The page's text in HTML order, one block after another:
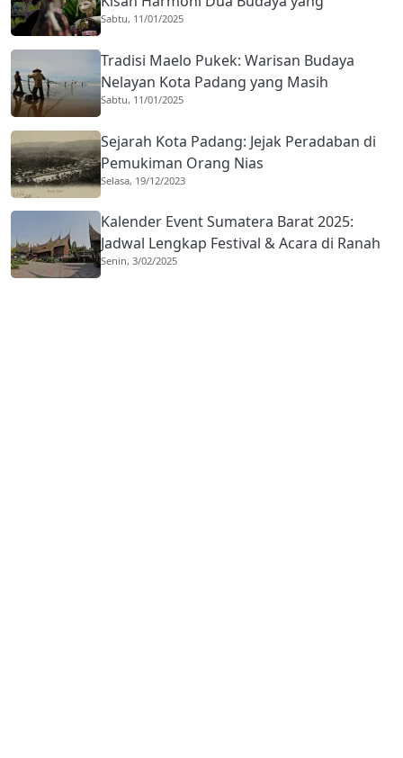
Mengakar Sejak 1959
Sabtu, 11/01/2025
Tradisi Maelo Pukek: Warisan Budaya
Nelayan Kota Padang yang Masih
Bertahan
Sabtu, 11/01/2025
Sejarah Kota Padang: Jejak Peradaban di
Pemukiman Orang Nias
Selasa, 19/12/2023
Kalender Event Sumatera Barat 2025:
Jadwal Lengkap Festival & Acara di Ranah
Minang
Senin, 3/02/2025